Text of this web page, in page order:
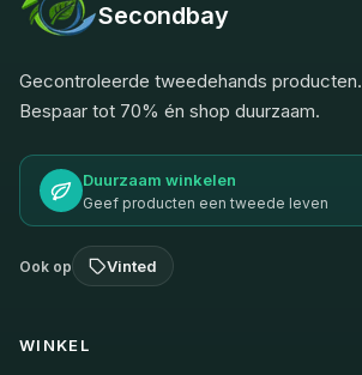
Secondbay
Gecontroleerde tweedehands producten.
Bespaar tot 70% én shop duurzaam.
Duurzaam winkelen
Geef producten een tweede leven
Ook op Vinted
WINKEL